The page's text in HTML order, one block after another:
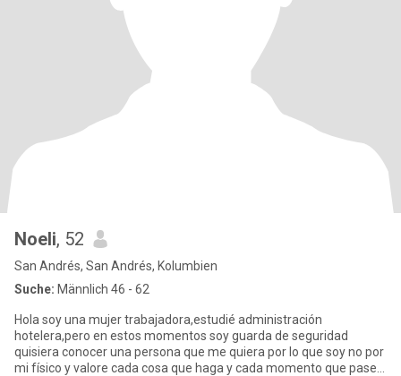
Noeli, 52
San Andrés, San Andrés, Kolumbien
Suche: Männlich 46 - 62
Hola soy una mujer trabajadora,estudié administración
hotelera,pero en estos momentos soy guarda de seguridad
quisiera conocer una persona que me quiera por lo que soy no por
mi físico y valore cada cosa que haga y cada momento que pase